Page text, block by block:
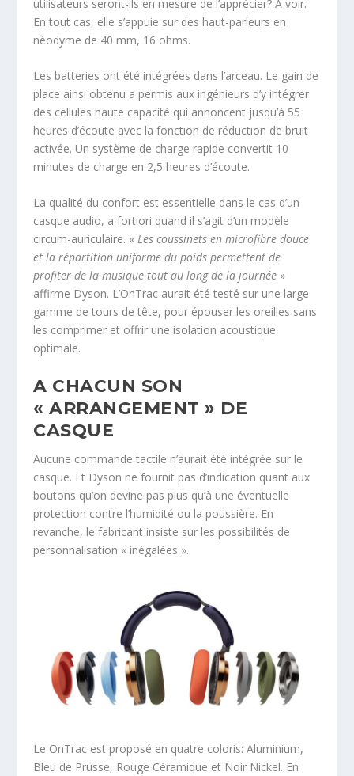
utilisateurs seront-ils en mesure de l’apprécier? A voir.
En tout cas, elle s’appuie sur des haut-parleurs en
néodyme de 40 mm, 16 ohms.
Les batteries ont été intégrées dans l’arceau. Le gain de
place ainsi obtenu a permis aux ingénieurs d’y intégrer
des cellules haute capacité qui annoncent jusqu’à 55
heures d’écoute avec la fonction de réduction de bruit
activée. Un système de charge rapide convertit 10
minutes de charge en 2,5 heures d’écoute.
La qualité du confort est essentielle dans le cas d’un
casque audio, a fortiori quand il s’agit d’un modèle
circum-auriculaire. «Les coussinets en microfibre douce
et la répartition uniforme du poids permettent de
profiter de la musique tout au long de la journée »
affirme Dyson. L’OnTrac aurait été testé sur une large
gamme de tours de tête, pour épouser les oreilles sans
les comprimer et offrir une isolation acoustique
optimale.
A CHACUN SON
« ARRANGEMENT » DE
CASQUE
Aucune commande tactile n’aurait été intégrée sur le
casque. Et Dyson ne fournit pas d’indication quant aux
boutons qu’on devine pas plus qu’à une éventuelle
protection contre l’humidité ou la poussière. En
revanche, le fabricant insiste sur les possibilités de
personnalisation « inégalées ».
Le OnTrac est proposé en quatre coloris: Aluminium,
Bleu de Prusse, Rouge Céramique et Noir Nickel. En